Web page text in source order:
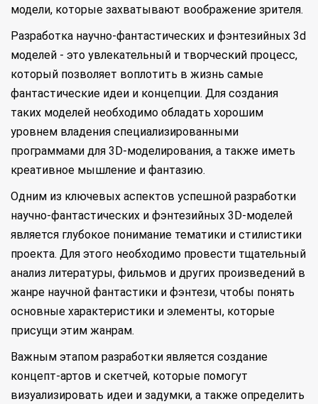
модели, которые захватывают воображение зрителя.
Разработка научно-фантастических и фэнтезийных 3d
моделей - это увлекательный и творческий процесс,
который позволяет воплотить в жизнь самые
фантастические идеи и концепции. Для создания
таких моделей необходимо обладать хорошим
уровнем владения специализированными
программами для 3D-моделирования, а также иметь
креативное мышление и фантазию.
Одним из ключевых аспектов успешной разработки
научно-фантастических и фэнтезийных 3D-моделей
является глубокое понимание тематики и стилистики
проекта. Для этого необходимо провести тщательный
анализ литературы, фильмов и других произведений в
жанре научной фантастики и фэнтези, чтобы понять
основные характеристики и элементы, которые
присущи этим жанрам.
Важным этапом разработки является создание
концепт-артов и скетчей, которые помогут
визуализировать идеи и задумки, а также определить